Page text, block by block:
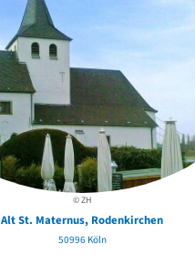
© ZH
Alt St. Maternus, Rodenkirchen
50996 Köln